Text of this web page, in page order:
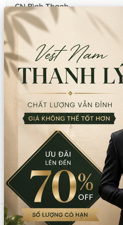
CN Bình Thạnh
58/6 Tân Cảng, Phường Thạnh
TPHCM
086.7474.247
9:00 - 18:00 (Thứ 2 - Chủ nhật)
Thông tin sản phẩm
Chất liệu: Gấm/Taffeta
Xuất xứ:Việt Nam
Hướng dẫn sử dụng:
Giặt tay/giặt máy
Lưu ý:
Không dùng thuốc tẩy Không giặt
Sản phẩm